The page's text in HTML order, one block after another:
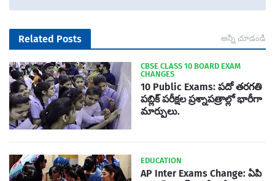
Related Posts అన్నీ చూడండి
CBSE CLASS 10 BOARD EXAM
CHANGES
10 Public Exams: పదో తరగతి
పబ్లిక్‌ పరీక్షల ప్రశ్నాపత్రాల్లో భారీగా
మార్పులు.
EDUCATION
AP Inter Exams Change: ఏపి